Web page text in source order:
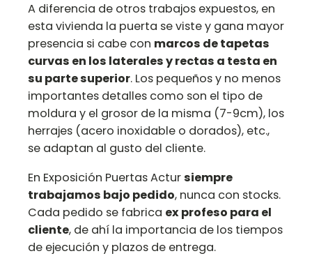
A diferencia de otros trabajos expuestos, en
esta vivienda la puerta se viste y gana mayor
presencia si cabe con marcos de tapetas
curvas en los laterales y rectas a testa en
su parte superior. Los pequeños y no menos
importantes detalles como son el tipo de
moldura y el grosor de la misma (7-9cm), los
herrajes (acero inoxidable o dorados), etc.,
se adaptan al gusto del cliente.
En Exposición Puertas Actursiempre
trabajamos bajo pedido, nunca con stocks.
Cada pedido se fabrica ex profeso para el
cliente, de ahí la importancia de los tiempos
de ejecución y plazos de entrega.